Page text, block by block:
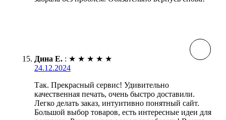
Дина Е. : ★ ★ ★ ★ ★
24.12.2024
Так. Прекрасный сервис! Удивительно
качественная печать, очень быстро доставили.
Легко делать заказ, интуитивно понятный сайт.
Большой выбор товаров, есть интересные идеи для